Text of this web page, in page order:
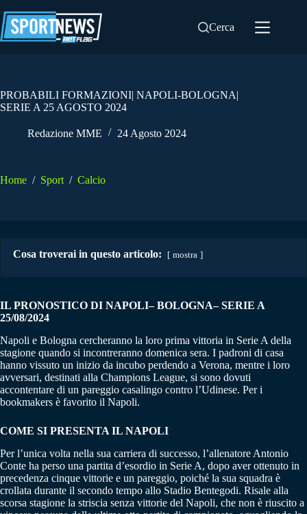
al
contenuto
Cerca
PROBABILI FORMAZIONI| NAPOLI-BOLOGNA|
SERIE A 25 AGOSTO 2024
Redazione MME 24 Agosto 2024
Home / Sport / Calcio
Cosa troverai in questo articolo: mostra
IL PRONOSTICO DI NAPOLI– BOLOGNA– SERIE A
25/08/2024
Napoli e Bologna cercheranno la loro prima vittoria in Serie A della
stagione quando si incontreranno domenica sera. I padroni di casa
hanno vissuto un inizio da incubo perdendo a Verona, mentre i loro
avversari, destinati alla Champions League, si sono dovuti
accontentare di un pareggio casalingo contro l’Udinese. Per i
bookmakers è favorito il Napoli.
COME SI PRESENTA IL NAPOLI
Per l’unica volta nella sua carriera di successo, l’allenatore Antonio
Conte ha perso una partita d’esordio in Serie A, dopo aver ottenuto in
precedenza cinque vittorie e un pareggio, poiché la sua squadra è
crollata durante il secondo tempo allo Stadio Bentegodi. Risale alla
scorsa stagione la striscia senza vittorie del Napoli, che non è riuscito a